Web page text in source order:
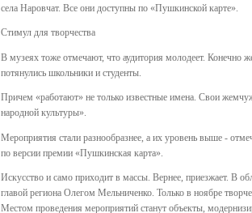
села Наровчат. Все они доступны по «Пушкинской карте».
Стимул для творчества
В музеях тоже отмечают, что аудитория молодеет. Конечно
потянулись школьники и студенты.
Причем «работают» не только известные имена. Свои
народной культуры».
Мероприятия стали разнообразнее, а их уровень выше -
по версии премии «Пушкинская карта».
Искусство и само приходит в массы. Вернее, приезжает. В
главой региона Олегом Мельниченко. Только в ноябре
Местом проведения мероприятий станут объекты,